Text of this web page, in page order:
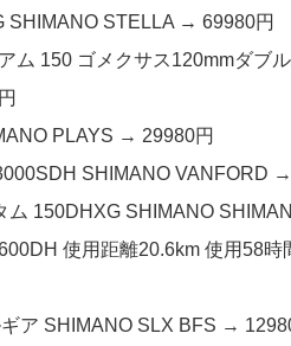
SHIMANO STELLA → 69980円
ム 150 ゴメクサス120mmダブ
PLAYS → 29980円
SHIMANO VANFORD
ム 150DHXG SHIMANO
使用距離20.6km 使用58
ア SHIMANO SLX BFS →